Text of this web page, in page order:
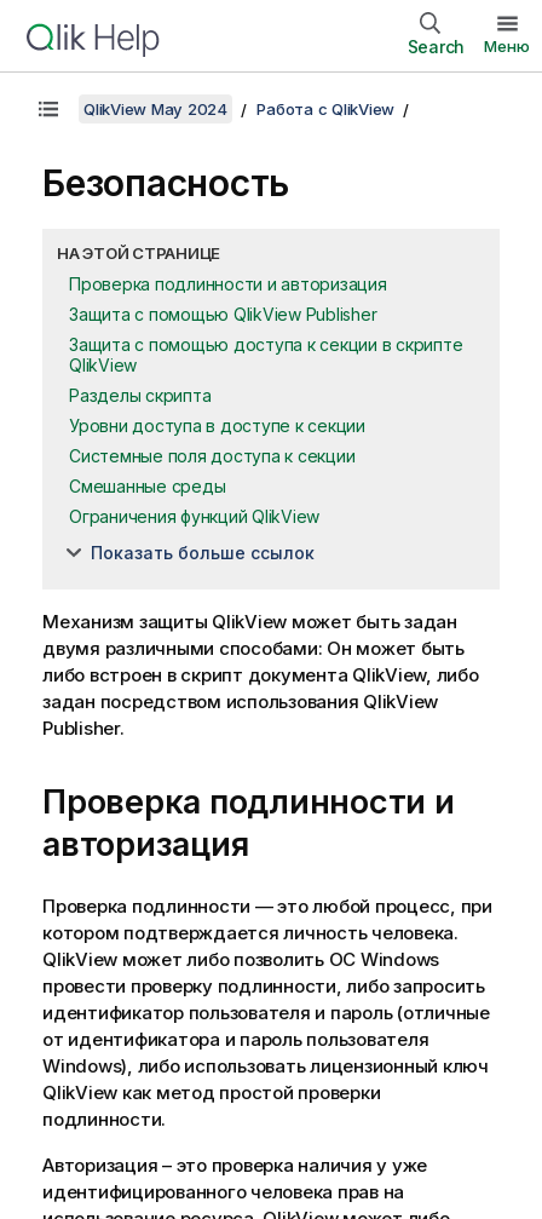
Search Меню
QlikView May 2024 Работа с QlikView
Безопасность
НА ЭТОЙ СТРАНИЦЕ
Проверка подлинности и авторизация
Защита с помощью QlikView Publisher
Защита с помощью доступа к секции в скрипте
QlikView
Разделы скрипта
Уровни доступа в доступе к секции
Системные поля доступа к секции
Смешанные среды
Ограничения функций QlikView
Показать больше ссылок
Механизм защиты QlikView может быть задан
двумя различными способами: Он может быть
либо встроен в скрипт документа QlikView, либо
задан посредством использования QlikView
Publisher.
Проверка подлинности и
авторизация
Проверка подлинности — это любой процесс, при
котором подтверждается личность человека.
QlikView может либо позволить ОС Windows
провести проверку подлинности, либо запросить
идентификатор пользователя и пароль (отличные
от идентификатора и пароль пользователя
Windows), либо использовать лицензионный ключ
QlikView как метод простой проверки
подлинности.
Авторизация – это проверка наличия у уже
идентифицированного человека прав на